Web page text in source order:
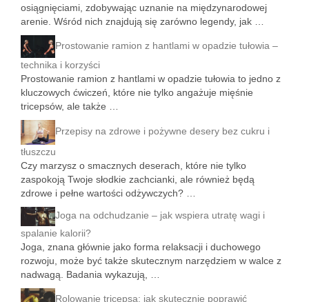
osiągnięciami, zdobywając uznanie na międzynarodowej
arenie. Wśród nich znajdują się zarówno legendy, jak …
Prostowanie ramion z hantlami w opadzie tułowia –
technika i korzyści
Prostowanie ramion z hantlami w opadzie tułowia to jedno z
kluczowych ćwiczeń, które nie tylko angażuje mięśnie
tricepsów, ale także …
Przepisy na zdrowe i pożywne desery bez cukru i
tłuszczu
Czy marzysz o smacznych deserach, które nie tylko
zaspokoją Twoje słodkie zachcianki, ale również będą
zdrowe i pełne wartości odżywczych? …
Joga na odchudzanie – jak wspiera utratę wagi i
spalanie kalorii?
Joga, znana głównie jako forma relaksacji i duchowego
rozwoju, może być także skutecznym narzędziem w walce z
nadwagą. Badania wykazują, …
Rolowanie tricepsa: jak skutecznie poprawić